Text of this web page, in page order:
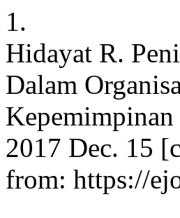
1.
Hidayat R.
Dalam
2017 Dec. 15
from: https://